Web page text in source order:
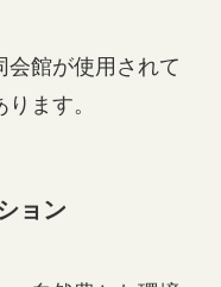
会館が使用されて
ます。
ョン